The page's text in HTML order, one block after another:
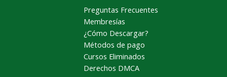
Preguntas Frecuentes
Membresías
¿Cómo Descargar?
Métodos de pago
Cursos Eliminados
Derechos DMCA